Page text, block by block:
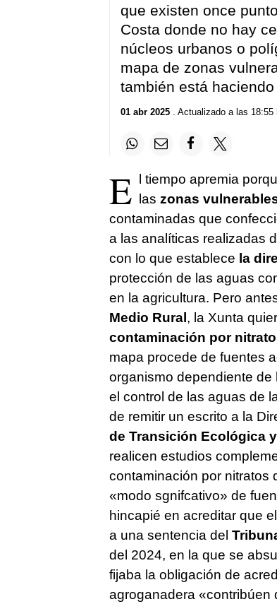
que existen once
Costa donde no hay
núcleos urbanos o
mapa de zonas
también está
01 abr 2025. Actualizado a las 18:55
E l tiempo apremia
las zonas
contaminadas que
a las analíticas realizadas
con lo que establece la
protección de las aguas
en la agricultura. Pero
Medio Rural, la Xunta
contaminación por
mapa procede de fuentes
organismo dependiente de
el control de las aguas de
de remitir un escrito a la
de Transición Ecológica
realicen estudios
contaminación por nitratos
«modo sgnifcativo» de
hincapié en acreditar que
a una sentencia del
del 2024, en la que se
fijaba la obligación de
agroganadera «contribúen